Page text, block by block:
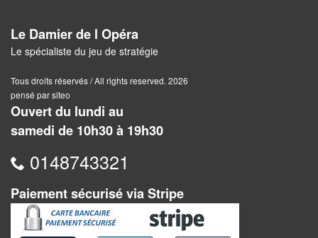
Coopératif
Escape
Game
/
Enquête
Jeux
évolutifs
Le Damier de l Opéra
Le spécialiste du jeu de stratégie
Tous droits réservés / All rights reserved. 2026
pensé par siteo
Ouvert du lundi au
samedi de 10h30 à 19h30
0148743321
Paiement sécurisé via Stripe